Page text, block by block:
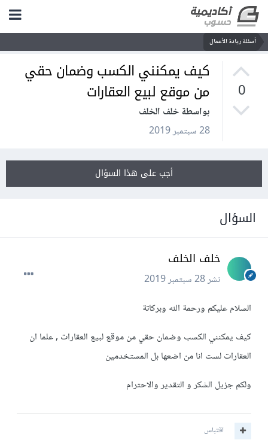
أسئلة ريادة الأعمال
0
كيف يمكنني الكسب وضمان حقي
من موقع لبيع العقارات
بواسطة خلف الخلف
28 سبتمبر 2019
أجب على هذا السؤال
السؤال
خلف الخلف
نشر28 سبتمبر 2019
السلام عليكم ورحمة الله وبركاتة
كيف يمكنني الكسب وضمان حقي من موقع لبيع العقارات , علما ان
العقارات لست انا من اضعها بل المستخدمين
ولكم جزيل الشكر و التقدير والاحترام
اقتباس